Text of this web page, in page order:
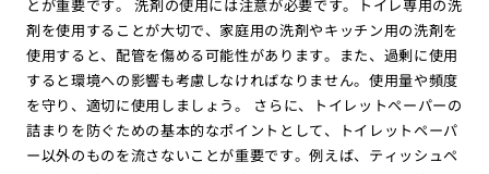
とが重要です。 洗剤の使用には注意が必要です。トイレ専用の洗
剤を使用することが大切で、家庭用の洗剤やキッチン用の洗剤を
使用すると、配管を傷める可能性があります。また、過剰に使用
すると環境への影響も考慮しなければなりません。使用量や頻度
を守り、適切に使用しましょう。 さらに、トイレットペーパーの
詰まりを防ぐための基本的なポイントとして、トイレットペーパ
ー以外のものを流さないことが重要です。例えば、ティッシュペ